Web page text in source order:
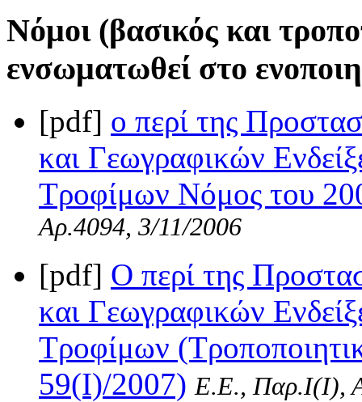
Νόμοι (βασικός και
ενσωματωθεί στο
[pdf] ο περί της
και Γεωγραφικών
Τροφίμων Νόμος του
Αρ.4094, 3/11/2006
[pdf] Ο περί της
και Γεωγραφικών
Τροφίμων
59(I)/2007) Ε.Ε., Παρ.Ι(I),